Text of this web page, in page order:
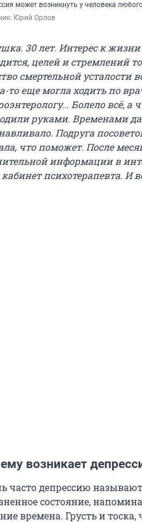
может возникнуть у человека
Юрий Орлов
30 лет. Интерес к
целей и стремлений
смертельной усталости
то еще могла ходить по
Болело всё,
руками. Временами
Подруга
что поможет. После
информации в
психотерапевта. И
возникает
часто депрессию
состояние,
времена. Грусть и